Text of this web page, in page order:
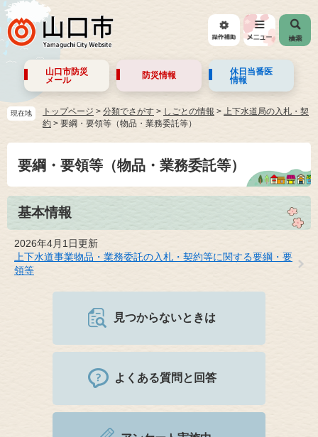
山口市防災
メール
防災情報
休日当番医
情報
現在地 トップページ > 分類でさがす > しごとの情報 >
上下水道局の入札・契
約 > 要綱・要領等（物品・業務委託等）
要綱・要領等（物品・業務委託等）
基本情報
2026年4月1日更新
上下水道事業物品・業務委託の入札・契約等に関する要綱・要
領等
見つからないときは
よくある質問と回答